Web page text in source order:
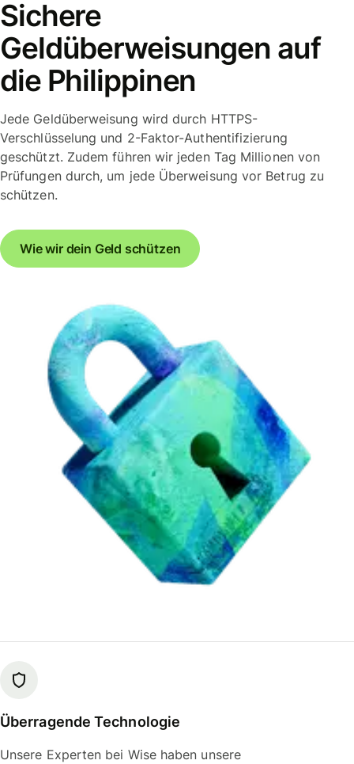
Sichere
Geldüberweisungen auf
die Philippinen
Jede Geldüberweisung wird durch HTTPS-
Verschlüsselung und 2-Faktor-Authentifizierung
geschützt. Zudem führen wir jeden Tag Millionen von
Prüfungen durch, um jede Überweisung vor Betrug zu
schützen.
Wie wir dein Geld schützen
Überragende Technologie
Unsere Experten bei Wise haben unsere